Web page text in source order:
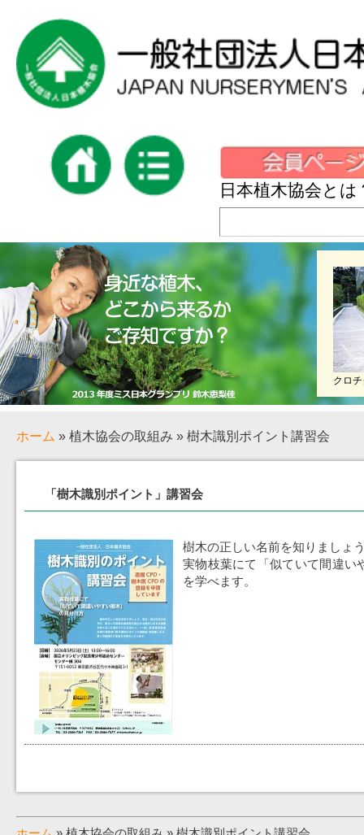
日本植木協会とは
クロ
ホーム » 植木協会の取組み » 樹木識別ポイント講習会
「樹木識別ポイント」講習会
樹木の正しい名前を知りましょ
実物枝葉にて「似ていて間違い
を学べます。